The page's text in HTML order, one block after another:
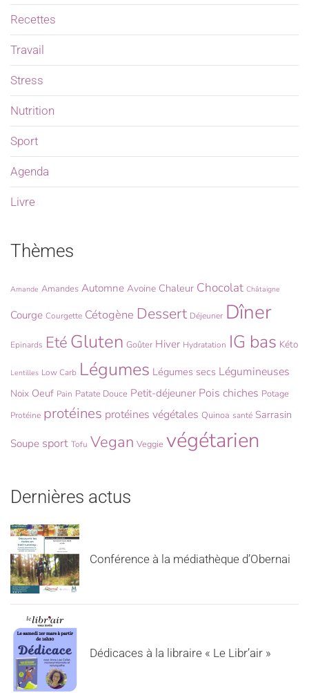
Recettes
Travail
Stress
Nutrition
Sport
Agenda
Livre
Thèmes
Amande Amandes Automne Avoine Chaleur Chocolat Châtaigne
Courge Courgette Cétogène Dessert Déjeuner Dîner
Epinards Eté Gluten Goûter Hiver Hydratation IG bas Kéto
Lentilles Low Carb Légumes Légumes secs Légumineuses
Noix Oeuf Pain Patate Douce Petit-déjeuner Pois chiches Potage
Protéine protéines protéines végétales Quinoa santé Sarrasin
Soupe sport Tofu Vegan Veggie végétarien
Dernières actus
Conférence à la médiathèque d’Obernai
Dédicaces à la libraire « Le Libr’air »